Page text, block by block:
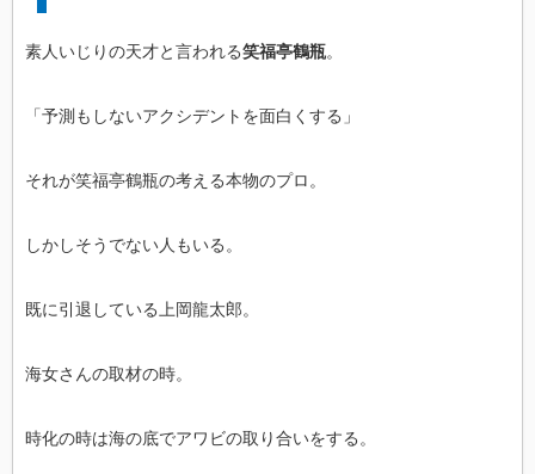
素人いじりの天才と言われる笑福亭鶴瓶。
「予測もしないアクシデントを面白くする」
それが笑福亭鶴瓶の考える本物のプロ。
しかしそうでない人もいる。
既に引退している上岡龍太郎。
海女さんの取材の時。
時化の時は海の底でアワビの取り合いをする。